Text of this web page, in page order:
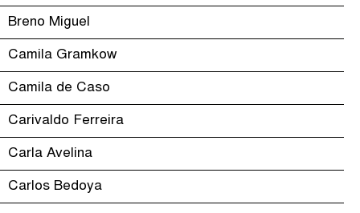
Breno Miguel
Camila Gramkow
Camila de Caso
Carivaldo Ferreira
Carla Avelina
Carlos Bedoya